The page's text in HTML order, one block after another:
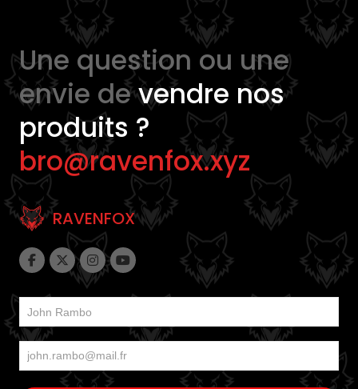
Une question ou une
envie devendre nos
produits ?
bro@ravenfox.xyz
RAVENFOX